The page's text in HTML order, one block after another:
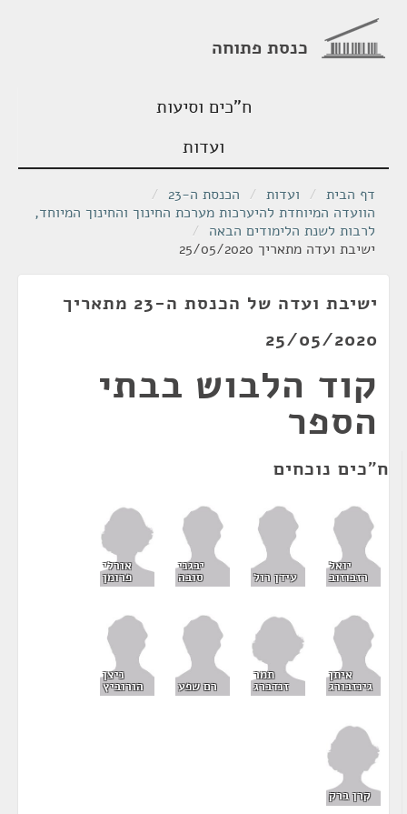
כנסת פתוחה
ח"כים וסיעות
ועדות
דף הבית / ועדות / הכנסת ה-23
/
הוועדה המיוחדת להיערכות מערכת החינוך והחינוך המיוחד,
לרבות לשנת הלימודים הבאה /
ישיבת ועדה מתאריך 25/05/2020
ישיבת ועדה של הכנסת ה-23 מתאריך
25/05/2020
קוד הלבוש בבתי
הספר
ח"כים נוכחים
יואל
רזבוזוב עידן רול
יבגני
סובה
אורלי
פרומן
איתן
גינזבורג
תמר
זנדברג רם שפע
ניצן
הורוביץ
קרן ברק